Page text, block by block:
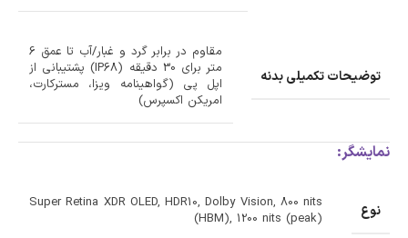
توضیحات تکمیلی بدنه
مقاوم در برابر گرد و غبار/آب تا عمق 6
متر برای 30 دقیقه (IP68) پشتیبانی از
اپل پی (گواهینامه ویزا، مسترکارت،
امریکن اکسپرس)
نمایشگر:
نوع
Super Retina XDR OLED, HDR10, Dolby Vision, 800 nits
(HBM), 1200 nits (peak)